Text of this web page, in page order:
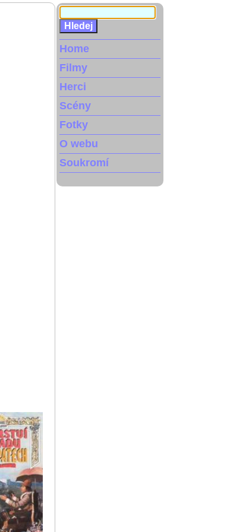
Home
Filmy
Herci
Scény
Fotky
O webu
Soukromí